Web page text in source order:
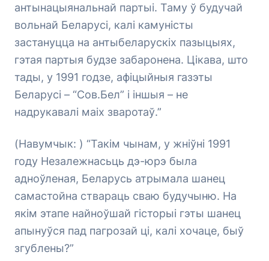
антынацыянальнай партыі. Таму ў будучай
вольнай Беларусі, калі камуністы
застануцца на антыбеларускіх пазыцыях,
гэтая партыя будзе забаронена. Цікава, што
тады, у 1991 годзе, афіцыйныя газэты
Беларусі – “Сов.Бел” і іншыя – не
надрукавалі маіх зваротаў.”
(Навумчык: ) “Такім чынам, у жніўні 1991
году Незалежнасьць дэ-юрэ была
адноўленая, Беларусь атрымала шанец
самастойна ствараць сваю будучыню. На
якім этапе найноўшай гісторыі гэты шанец
апынуўся пад пагрозай ці, калі хочаце, быў
згублены?”